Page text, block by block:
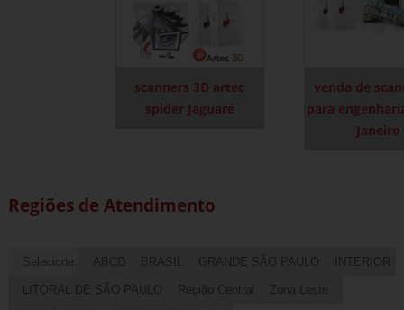
scanners 3D artec
spider Jaguaré
venda de
para
Janeiro
Regiões de Atendimento
Selecione: ABCD BRASIL GRANDE SÃO PAULO INTERIOR
LITORAL DE SÃO PAULO Região Central Zona Leste